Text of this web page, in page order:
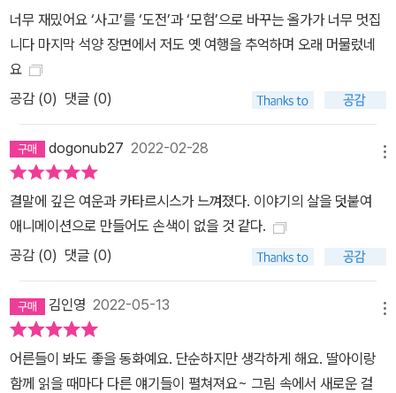
너무 재밌어요 ‘사고’를 ‘도전’과 ‘모험’으로 바꾸는 올가가 너무 멋집
니다 마지막 석양 장면에서 저도 옛 여행을 추억하며 오래 머물렀네
요
공감 (0) 댓글 (0)
dogonub27 2022-02-28
결말에 깊은 여운과 카타르시스가 느껴졌다. 이야기의 살을 덧붙여
애니메이션으로 만들어도 손색이 없을 것 같다.
공감 (0) 댓글 (0)
김인영 2022-05-13
어른들이 봐도 좋을 동화예요. 단순하지만 생각하게 해요. 딸아이랑
함께 읽을 때마다 다른 얘기들이 펼쳐져요~ 그림 속에서 새로운 걸